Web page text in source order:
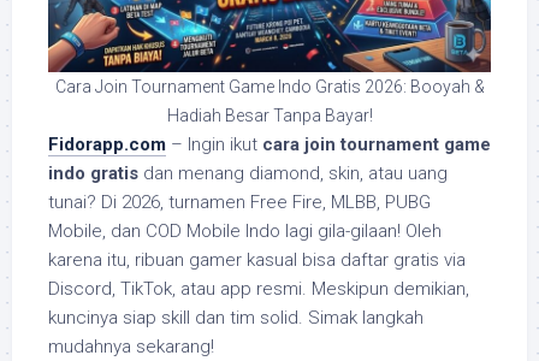
Cara Join Tournament Game Indo Gratis 2026: Booyah &
Hadiah Besar Tanpa Bayar!
Fidorapp.com – Ingin ikut cara join tournament game
indo gratis dan menang diamond, skin, atau uang
tunai? Di 2026, turnamen Free Fire, MLBB, PUBG
Mobile, dan COD Mobile Indo lagi gila-gilaan! Oleh
karena itu, ribuan gamer kasual bisa daftar gratis via
Discord, TikTok, atau app resmi. Meskipun demikian,
kuncinya siap skill dan tim solid. Simak langkah
mudahnya sekarang!